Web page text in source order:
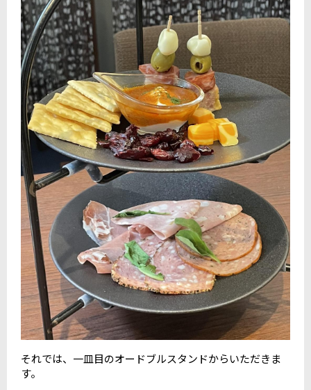
それでは、一皿目のオードブルスタンドからいただきま
す。